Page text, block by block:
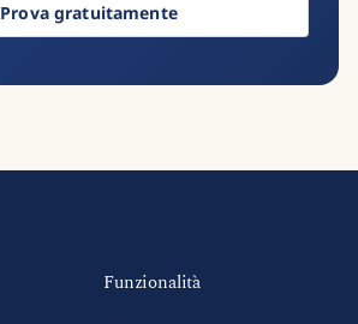
Prova gratuitamente
Funzionalità